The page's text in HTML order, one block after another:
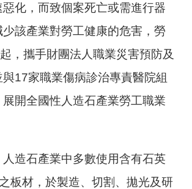
化，而致個案死亡或需進行器
該產業對勞工健康的危害，勞
，攜手財團法人職業災害預防及
17家職業傷病診治專責醫院組
展開全國性人造石產業勞工職業
造石產業中多數使用含有石英
板材，於製造、切割、拋光及研